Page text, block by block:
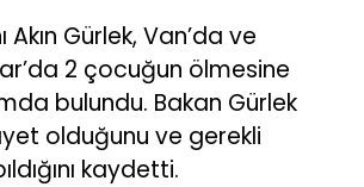
Gürlek, Van’da ve
2 çocuğun ölmesine
bulundu. Bakan Gürlek
olduğunu ve gerekli
kaydetti.